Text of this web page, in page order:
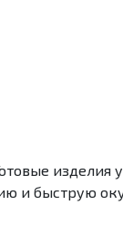
изделия
и быструю